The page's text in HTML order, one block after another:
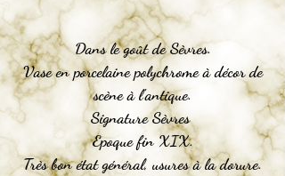
Dans le goût de Sèvres.
Vase en porcelaine polychrome à décor de
scène à l'antique.
Signature Sèvres
Epoque fin XIX.
Très bon état général, usures à la dorure.